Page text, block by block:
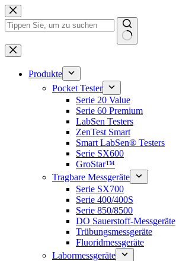
Zum
Inhalt
springen
Keine
Ergebnisse
Produkte
Pocket Tester
Serie 20 Value
Serie 60 Premium
LabSen Testers
ZenTest Smart
Smart LabSen® Testers
Serie SX600
GroStar™
Tragbare Messgeräte
Serie SX700
Serie 400/400S
Serie 850/8500
DO Sauerstoff-Messgeräte
Trübungsmessgeräte
Fluoridmessgeräte
Labormessgeräte